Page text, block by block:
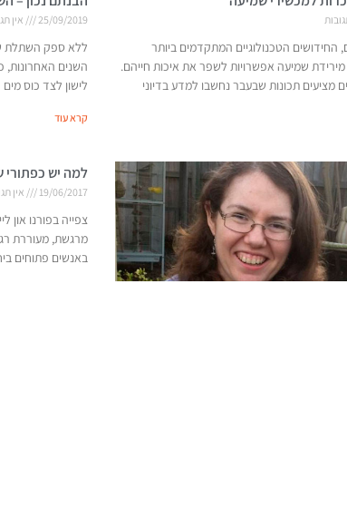
החידושים הטכנולוגיים המתקדמים ביותר
שמיעה אפשרויות לשפר את איכות חייהם.
מציעים תכונות שבעבר נחשבו למדע בדיוני
25/09/2019 אין
ללא ספק השתלת
השנים
לישון לצד כוס מים
קרא עוד
למה יש כפתורי
19/06/2017 אין
צפייה בפורנו און
מרגשת, מעוררת
באנשים פתוחים